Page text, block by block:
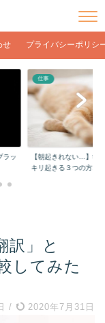
せ プライバシーポリシ
スッ
仕事
【在宅ワーク】目の疲
ク環境とPC設定【...
訳」と
してみた
/ 2020年7月31日